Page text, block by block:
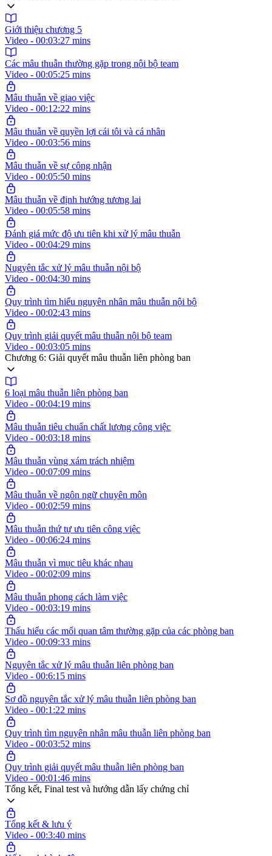
Giới thiệu chương 5
Video - 00:03:27 mins
Các mâu thuẫn thường gặp trong nội bộ team
Video - 00:05:25 mins
Mâu thuẫn về giao việc
Video - 00:12:22 mins
Mâu thuẫn về quyền lợi cái tôi và cá nhân
Video - 00:03:56 mins
Mâu thuẫn về sự công nhận
Video - 00:05:50 mins
Mâu thuẫn về định hướng tương lai
Video - 00:05:58 mins
Đánh giá mức độ ưu tiên khi xử lý mâu thuẫn
Video - 00:04:29 mins
Nugyên tắc xử lý mâu thuẫn nội bộ
Video - 00:04:30 mins
Quy trình tìm hiểu nguyên nhân mâu thuẫn nội bộ
Video - 00:02:43 mins
Quy trình giải quyết mâu thuẫn nội bộ team
Video - 00:03:05 mins
Chương 6: Giải quyết mâu thuẫn liên phòng ban
6 loại mâu thuẫn liên phòng ban
Video - 00:04:19 mins
Mâu thuẫn tiêu chuẩn chất lượng công việc
Video - 00:03:18 mins
Mâu thuẫn vùng xám trách nhiệm
Video - 00:07:09 mins
Mâu thuẫn về ngôn ngữ chuyên môn
Video - 00:02:59 mins
Mâu thuẫn thứ tự ưu tiên công việc
Video - 00:06:24 mins
Mâu thuẫn vì mục tiêu khác nhau
Video - 00:02:09 mins
Mâu thuẫn phong cách làm việc
Video - 00:03:19 mins
Thấu hiểu các mối quan tâm thường gặp của các phòng ban
Video - 00:09:33 mins
Nguyên tắc xử lý mâu thuẫn liên phòng ban
Video - 00:6:15 mins
Sơ đồ nguyên tắc xử lý mâu thuẫn liên phòng ban
Video - 00:1:22 mins
Quy trình tìm nguyên nhân mâu thuẫn liên phòng ban
Video - 00:03:52 mins
Quy trình giải quyết mâu thuẫn liên phòng ban
Video - 00:01:46 mins
Tổng kết, Final test và hướng dẫn lấy chứng chỉ
Tổng kết & lưu ý
Video - 00:3:40 mins